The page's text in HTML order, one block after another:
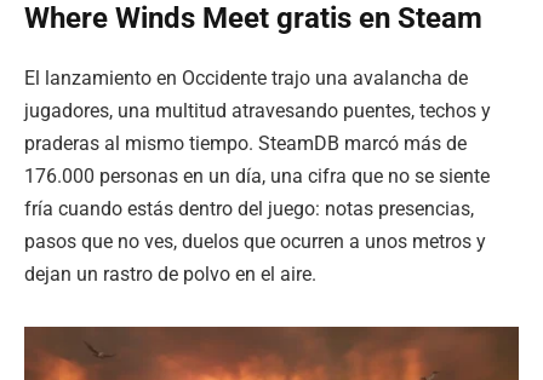
Where Winds Meet gratis en Steam
El lanzamiento en Occidente trajo una avalancha de
jugadores, una multitud atravesando puentes, techos y
praderas al mismo tiempo. SteamDB marcó más de
176.000 personas en un día, una cifra que no se siente
fría cuando estás dentro del juego: notas presencias,
pasos que no ves, duelos que ocurren a unos metros y
dejan un rastro de polvo en el aire.